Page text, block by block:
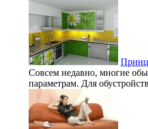
Совсем недавно, многие
параметрам. Для